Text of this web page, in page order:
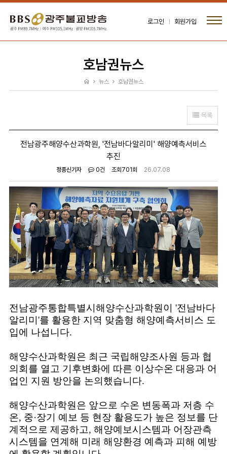
로그인 회원가입
호남권뉴스
뉴스 호남권뉴스
목록
전남광주해양수산과학원, '전남바다알리미' 해양예측서비스
추진
정종신기자 0건 조회701회 26.07.08
전남광주통합특별시해양수산과학원이 '전남바다
알리미'를 활용한 지역 맞춤형 해양예측서비스 도
입에 나섭니다.
해양수산과학원은 최근 국립해양조사원 등과 협
의회를 열고 기후변화에 따른 이상수온 대응과 어
업인 지원 방안을 논의했습니다.
해양수산과학원은 앞으로 수온 변동폭과 저층 수
온, 중·장기 예보 등 현장 활용도가 높은 정보를 단
계적으로 제공하고, 해양예보시스템과 어장관측
시스템을 연계해 미래 해양환경 예측과 피해 예방